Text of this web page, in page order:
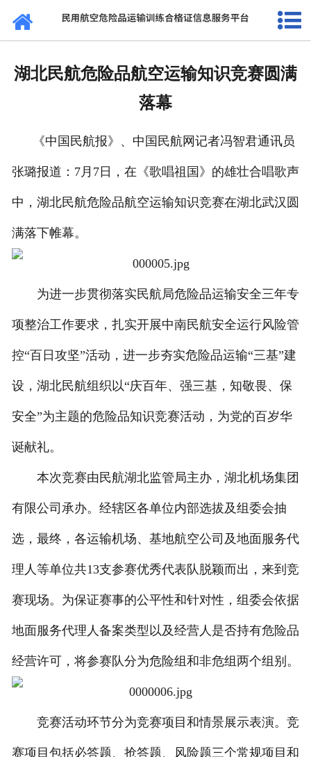
网站首页
民航要闻
湖北民航危险品航空运输知识竞赛圆满
落幕
《中国民航报》、中国民航网记者冯智君通讯员
张璐报道：7月7日，在《歌唱祖国》的雄壮合唱歌声
中，湖北民航危险品航空运输知识竞赛在湖北武汉圆
满落下帷幕。
为进一步贯彻落实民航局危险品运输安全三年专
项整治工作要求，扎实开展中南民航安全运行风险管
控“百日攻坚”活动，进一步夯实危险品运输“三基”建
设，湖北民航组织以“庆百年、强三基，知敬畏、保
安全”为主题的危险品知识竞赛活动，为党的百岁华
诞献礼。
本次竞赛由民航湖北监管局主办，湖北机场集团
有限公司承办。经辖区各单位内部选拔及组委会抽
选，最终，各运输机场、基地航空公司及地面服务代
理人等单位共13支参赛优秀代表队脱颖而出，来到竞
赛现场。为保证赛事的公平性和针对性，组委会依据
地面服务代理人备案类型以及经营人是否持有危险品
经营许可，将参赛队分为危险组和非危组两个组别。
竞赛活动环节分为竞赛项目和情景展示表演。竞
赛项目包括必答题、抢答题、风险题三个常规项目和